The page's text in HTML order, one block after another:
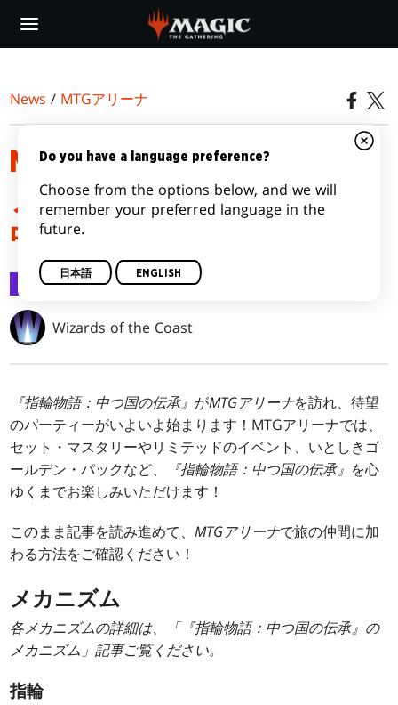
main
News / MTGアリーナ
MTGアリーナ・リリース
ノート――『指輪物語：
中つ国の伝承』
MTGアリーナ 2023/06/19
Wizards of the Coast
『指輪物語：中つ国の伝承』 がMTGアリーナを訪れ、待望
のパーティーがいよいよ始まります！MTGアリーナでは、
セット・マスタリーやリミテッドのイベント、いとしきゴ
ールデン・パックなど、
『指輪物語：中つ国の伝承』 を心
ゆくまでお楽しみいただけます！
このまま記事を読み進めて、MTGアリーナで旅の仲間に加
わる方法をご確認ください！
メカニズム
各メカニズムの詳細は、「『指輪物語：中つ国の伝承』の
メカニズム」記事ご覧ください。
指輪
Do you have a language preference?
Choose from the options below, and we will
remember your preferred language in the
future.
日本語 ENGLISH